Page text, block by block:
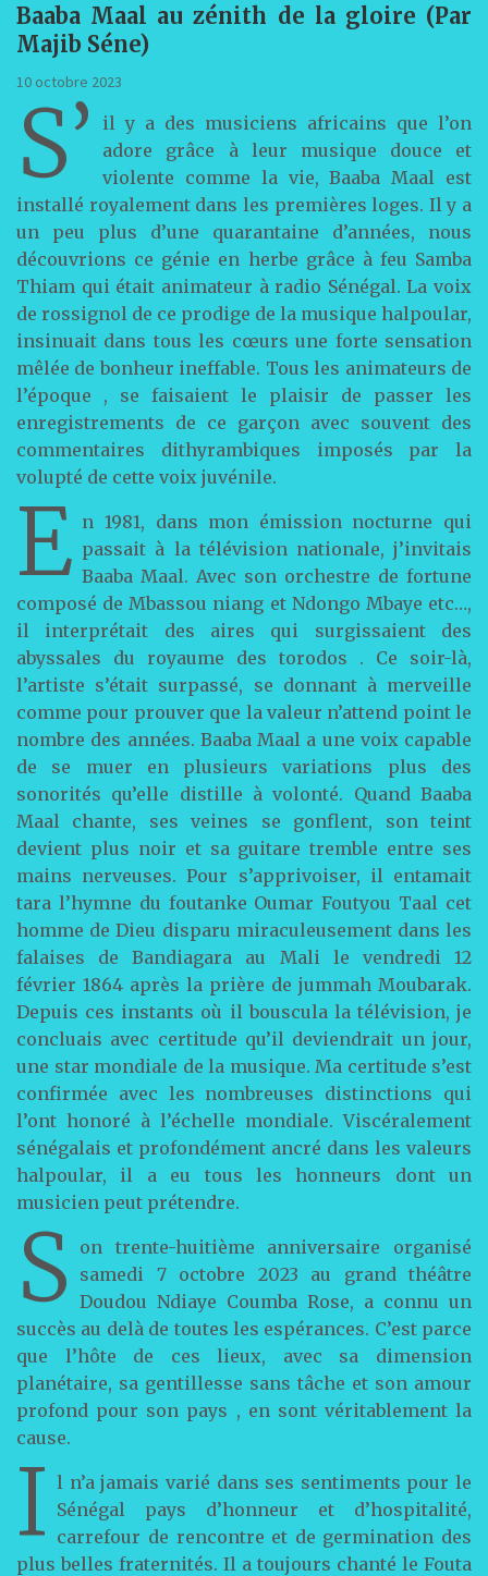
Baaba Maal au zénith de la gloire (Par
Majib Séne)
10 octobre 2023
S’
il y a des musiciens africains que l’on
adore grâce à leur musique douce et
violente comme la vie, Baaba Maal est
installé royalement dans les premières loges. Il y a
un peu plus d’une quarantaine d’années, nous
découvrions ce génie en herbe grâce à feu Samba
Thiam qui était animateur à radio Sénégal. La voix
de rossignol de ce prodige de la musique halpoular,
insinuait dans tous les cœurs une forte sensation
mêlée de bonheur ineffable. Tous les animateurs de
l’époque , se faisaient le plaisir de passer les
enregistrements de ce garçon avec souvent des
commentaires dithyrambiques imposés par la
volupté de cette voix juvénile.
E n 1981, dans mon émission nocturne qui
passait à la télévision nationale, j’invitais
Baaba Maal. Avec son orchestre de fortune
composé de Mbassou niang et Ndongo Mbaye etc…,
il interprétait des aires qui surgissaient des
abyssales du royaume des torodos . Ce soir-là,
l’artiste s’était surpassé, se donnant à merveille
comme pour prouver que la valeur n’attend point le
nombre des années. Baaba Maal a une voix capable
de se muer en plusieurs variations plus des
sonorités qu’elle distille à volonté. Quand Baaba
Maal chante, ses veines se gonflent, son teint
devient plus noir et sa guitare tremble entre ses
mains nerveuses. Pour s’apprivoiser, il entamait
tara l’hymne du foutanke Oumar Foutyou Taal cet
homme de Dieu disparu miraculeusement dans les
falaises de Bandiagara au Mali le vendredi 12
février 1864 après la prière de jummah Moubarak.
Depuis ces instants où il bouscula la télévision, je
concluais avec certitude qu’il deviendrait un jour,
une star mondiale de la musique. Ma certitude s’est
confirmée avec les nombreuses distinctions qui
l’ont honoré à l’échelle mondiale. Viscéralement
sénégalais et profondément ancré dans les valeurs
halpoular, il a eu tous les honneurs dont un
musicien peut prétendre.
S
on trente-huitième anniversaire organisé
samedi 7 octobre 2023 au grand théâtre
Doudou Ndiaye Coumba Rose, a connu un
succès au delà de toutes les espérances. C’est parce
que l’hôte de ces lieux, avec sa dimension
planétaire, sa gentillesse sans tâche et son amour
profond pour son pays , en sont véritablement la
cause.
I l n’a jamais varié dans ses sentiments pour le
Sénégal pays d’honneur et d’hospitalité,
carrefour de rencontre et de germination des
plus belles fraternités. Il a toujours chanté le Fouta